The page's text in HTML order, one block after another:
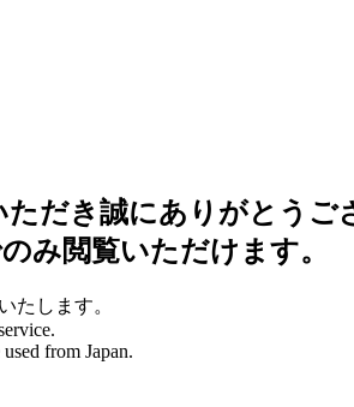
だき誠にありがとうご
み閲覧いただけます。
たします。
from Japan.